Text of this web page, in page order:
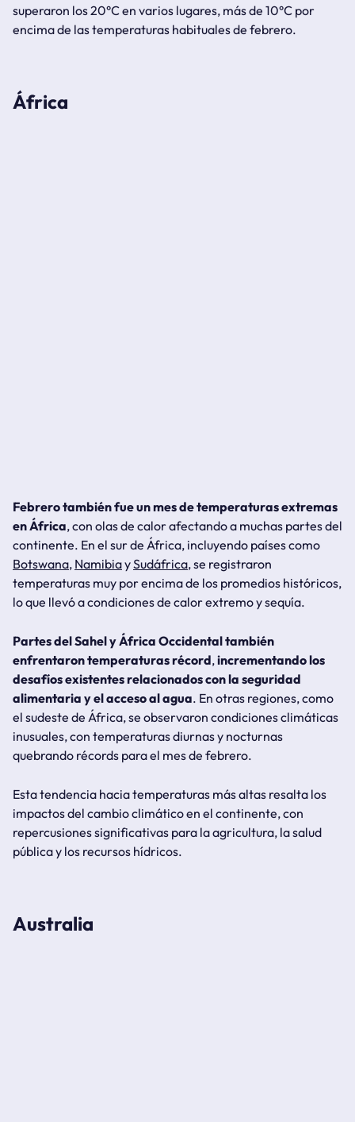
superaron los 20°C en varios lugares, más de 10°C por
encima de las temperaturas habituales de febrero.
África
Febrero también fue un mes de temperaturas extremas
en África, con olas de calor afectando a muchas partes del
continente. En el sur de África, incluyendo países como
Botswana, NamibiaySudáfrica, se registraron
temperaturas muy por encima de los promedios históricos,
lo que llevó a condiciones de calor extremo y sequía.
Partes del Sahel y África Occidental también
enfrentaron temperaturas récord,incrementando los
desafíos existentes relacionados con la seguridad
alimentaria y el acceso al agua. En otras regiones, como
el sudeste de África, se observaron condiciones climáticas
inusuales, con temperaturas diurnas y nocturnas
quebrando récords para el mes de febrero.
Esta tendencia hacia temperaturas más altas resalta los
impactos del cambio climático en el continente, con
repercusiones significativas para la agricultura, la salud
pública y los recursos hídricos.
Australia